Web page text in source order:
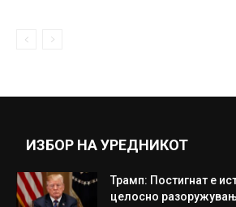
ИЗБОР НА УРЕДНИКОТ
Трамп: Постигнат е
целосно